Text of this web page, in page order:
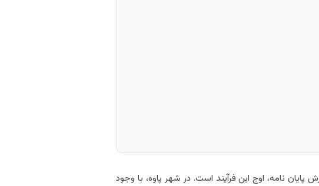
نامه، اوج این فرآیند است. در شهر پاوه، با وجود